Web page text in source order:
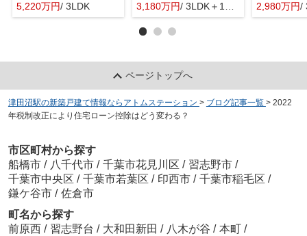
5,220万円/ 3LDK
3,180万円/ 3LDK＋1S(納戸) 2,980万円/
ページトップへ
津田沼駅の新築戸建て情報ならアトムステーション > ブログ記事一覧 > 2022
年税制改正により住宅ローン控除はどう変わる？
市区町村から探す
船橋市 / 八千代市 / 千葉市花見川区 / 習志野市 /
千葉市中央区 / 千葉市若葉区 / 印西市 / 千葉市稲毛区 /
鎌ケ谷市 / 佐倉市
町名から探す
前原西 / 習志野台 / 大和田新田 / 八木が谷 / 本町 /